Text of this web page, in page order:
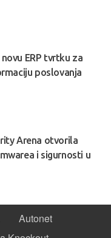
ERP tvrtku za
poslovanja
Arena otvorila
i sigurnosti u
Autonet